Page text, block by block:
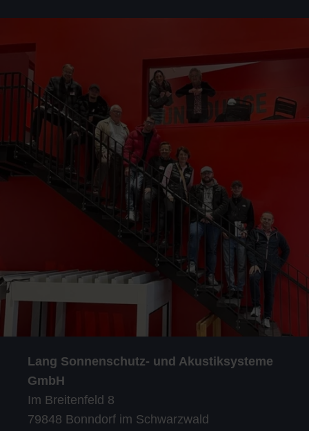
Lang Sonnenschutz- und Akustiksysteme
GmbH
Im Breitenfeld 8
79848 Bonndorf im Schwarzwald